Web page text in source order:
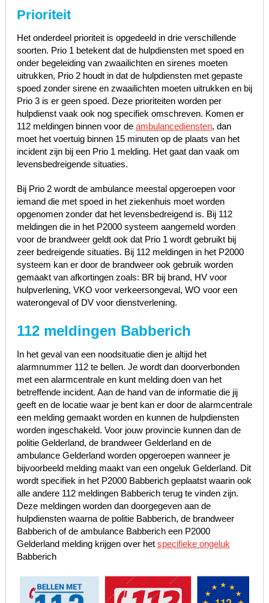
Prioriteit
Het onderdeel prioriteit is opgedeeld in drie verschillende
soorten. Prio 1 betekent dat de hulpdiensten met spoed en
onder begeleiding van zwaailichten en sirenes moeten
uitrukken, Prio 2 houdt in dat de hulpdiensten met gepaste
spoed zonder sirene en zwaailichten moeten uitrukken en bij
Prio 3 is er geen spoed. Deze prioriteiten worden per
hulpdienst vaak ook nog specifiek omschreven. Komen er
112 meldingen binnen voor de ambulancediensten, dan
moet het voertuig binnen 15 minuten op de plaats van het
incident zijn bij een Prio 1 melding. Het gaat dan vaak om
levensbedreigende situaties.
Bij Prio 2 wordt de ambulance meestal opgeroepen voor
iemand die met spoed in het ziekenhuis moet worden
opgenomen zonder dat het levensbedreigend is. Bij 112
meldingen die in het P2000 systeem aangemeld worden
voor de brandweer geldt ook dat Prio 1 wordt gebruikt bij
zeer bedreigende situaties. Bij 112 meldingen in het P2000
systeem kan er door de brandweer ook gebruik worden
gemaakt van afkortingen zoals: BR bij brand, HV voor
hulpverlening, VKO voor verkeersongeval, WO voor een
waterongeval of DV voor dienstverlening.
112 meldingen Babberich
In het geval van een noodsituatie dien je altijd het
alarmnummer 112 te bellen. Je wordt dan doorverbonden
met een alarmcentrale en kunt melding doen van het
betreffende incident. Aan de hand van de informatie die jij
geeft en de locatie waar je bent kan er door de alarmcentrale
een melding gemaakt worden en kunnen de hulpdiensten
worden ingeschakeld. Voor jouw provincie kunnen dan de
politie Gelderland, de brandweer Gelderland en de
ambulance Gelderland worden opgeroepen wanneer je
bijvoorbeeld melding maakt van een ongeluk Gelderland. Dit
wordt specifiek in het P2000 Babberich geplaatst waarin ook
alle andere 112 meldingen Babberich terug te vinden zijn.
Deze meldingen worden dan doorgegeven aan de
hulpdiensten waarna de politie Babberich, de brandweer
Babberich of de ambulance Babberich een P2000
Gelderland melding krijgen over het specifieke ongeluk
Babberich